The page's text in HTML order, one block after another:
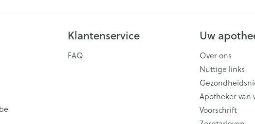
Klantenservice
FAQ
Uw
Over ons
Nuttige links
Apotheker van
Voorschrift